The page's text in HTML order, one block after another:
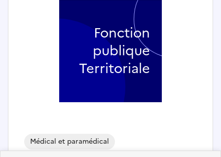
Médical et paramédical
Fonction
publique
Territoriale